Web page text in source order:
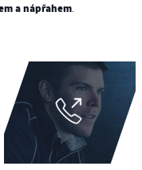
a nápřahem.